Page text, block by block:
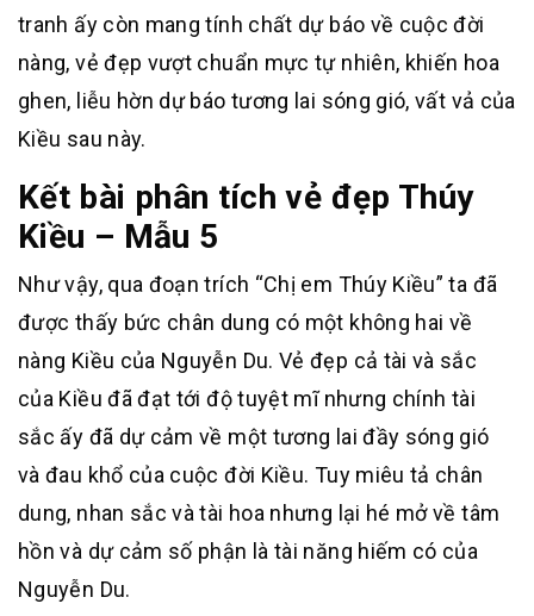
tranh ấy còn mang tính chất dự báo về cuộc đời
nàng, vẻ đẹp vượt chuẩn mực tự nhiên, khiến hoa
ghen, liễu hờn dự báo tương lai sóng gió, vất vả của
Kiều sau này.
Kết bài phân tích vẻ đẹp Thúy
Kiều – Mẫu 5
Như vậy, qua đoạn trích “Chị em Thúy Kiều” ta đã
được thấy bức chân dung có một không hai về
nàng Kiều của Nguyễn Du. Vẻ đẹp cả tài và sắc
của Kiều đã đạt tới độ tuyệt mĩ nhưng chính tài
sắc ấy đã dự cảm về một tương lai đầy sóng gió
và đau khổ của cuộc đời Kiều. Tuy miêu tả chân
dung, nhan sắc và tài hoa nhưng lại hé mở về tâm
hồn và dự cảm số phận là tài năng hiếm có của
Nguyễn Du.